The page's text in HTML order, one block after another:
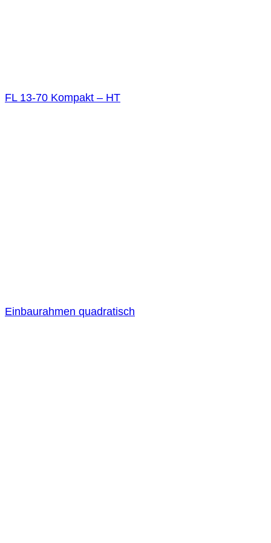
FL 13-70 Kompakt – HT
Einbaurahmen quadratisch